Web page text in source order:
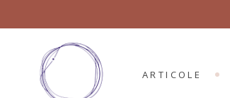
ARTICOLE